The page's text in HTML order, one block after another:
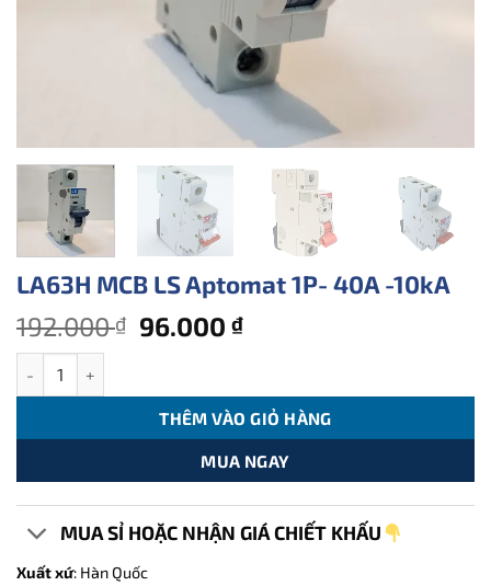
LA63H MCB LS Aptomat 1P- 40A -10kA
192.000₫ Giá
192.000 ₫.
96.000₫Giá
là:
96.000 ₫.
THÊM VÀO GIỎ HÀNG
MUA NGAY
MUA SỈ HOẶC NHẬN GIÁ CHIẾT KHẤU
Xuất xứ: Hàn Quốc